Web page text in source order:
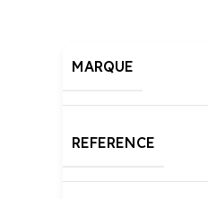
MARQUE
REFERENCE